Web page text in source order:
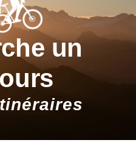
un